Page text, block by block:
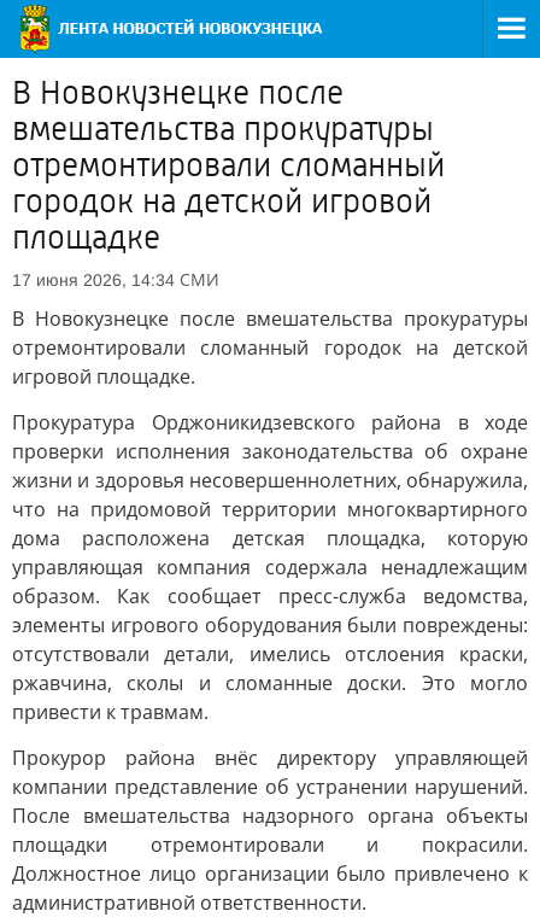
В Новокузнецке после
вмешательства прокуратуры
отремонтировали сломанный
городок на детской игровой
площадке
17 июня 2026, 14:34 СМИ
В Новокузнецке после вмешательства прокуратуры
отремонтировали сломанный городок на детской
игровой площадке.
Прокуратура Орджоникидзевского района в ходе
проверки исполнения законодательства об охране
жизни и здоровья несовершеннолетних, обнаружила,
что на придомовой территории многоквартирного
дома расположена детская площадка, которую
управляющая компания содержала ненадлежащим
образом. Как сообщает пресс-служба ведомства,
элементы игрового оборудования были повреждены:
отсутствовали детали, имелись отслоения краски,
ржавчина, сколы и сломанные доски. Это могло
привести к травмам.
Прокурор района внёс директору управляющей
компании представление об устранении нарушений.
После вмешательства надзорного органа объекты
площадки отремонтировали и покрасили.
Должностное лицо организации было привлечено к
административной ответственности.